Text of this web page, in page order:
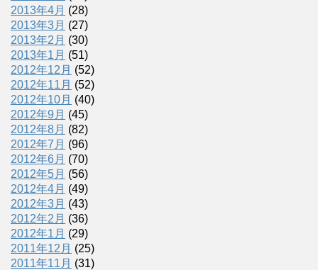
2013年4月 (28)
2013年3月 (27)
2013年2月 (30)
2013年1月 (51)
2012年12月 (52)
2012年11月 (52)
2012年10月 (40)
2012年9月 (45)
2012年8月 (82)
2012年7月 (96)
2012年6月 (70)
2012年5月 (56)
2012年4月 (49)
2012年3月 (43)
2012年2月 (36)
2012年1月 (29)
2011年12月 (25)
2011年11月 (31)